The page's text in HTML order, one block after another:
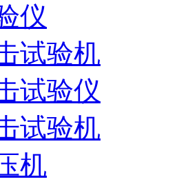
仪
试验机
试验仪
试验机
机